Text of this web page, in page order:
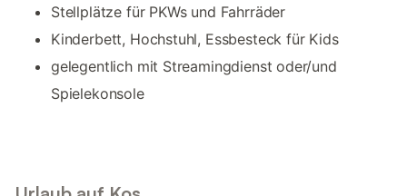
Stellplätze für PKWs und Fahrräder
Kinderbett, Hochstuhl, Essbesteck für Kids
gelegentlich mit Streamingdienst oder/und
Spielekonsole